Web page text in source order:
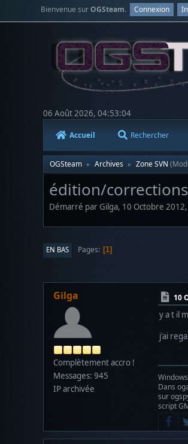
Bienvenue surOGSteam. Connexion
06 Août 2026, 04:53:04
Accueil Rechercher
OGSteam ► Archives ► Zone SVN
édition/
Démarré par Gilga, 10 Octobre
EN BAS Pages 1
Gilga
Complètement accro !
Messages: 945
IP archivée
10
y a t il
j'ai
Dans
sur
script